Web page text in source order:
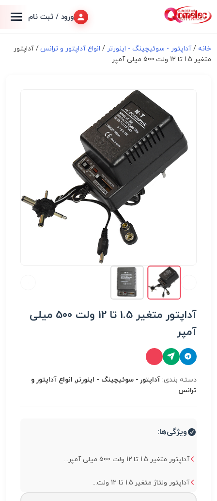
ورود / ثبت نام
خانه /آداپتور - سوئیچینگ - اینورتر / انواع آداپتور و ترانس/ آداپتور
متغیر 1.5 تا 12 ولت 500 میلی آمپر
آداپتور متغیر 1.5 تا 12 ولت 500 میلی
آمپر
دسته بندی: آداپتور - سوئیچینگ - اینورتر, انواع آداپتور و
ترانس
ویژگی‌ها:
آداپتور متغیر 1.5 تا 12 ولت 500 میلی آمپر...
آداپتور ولتاژ متغیر 1.5 تا 12 ولت...